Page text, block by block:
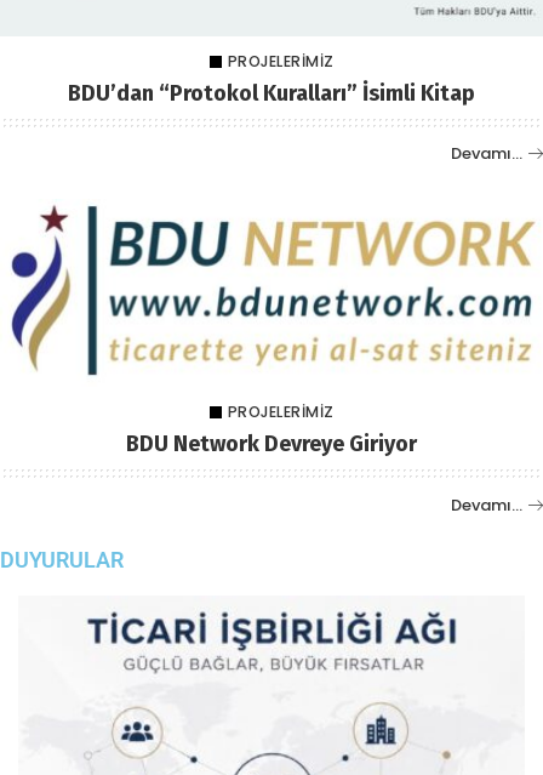
PROJELERIMIZ
BDU’dan “Protokol Kuralları” İsimli Kitap
Devamı…
PROJELERIMIZ
BDU Network Devreye Giriyor
Devamı…
DUYURULAR